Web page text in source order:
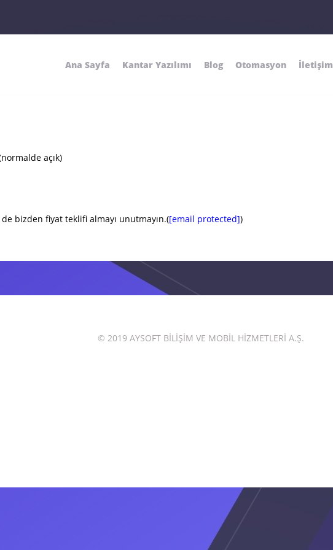
Ana Sayfa Kantar Yazılımı Blog Otomasyon İletişim
açık)
bizden fiyat teklifi almayı unutmayın.([email protected])
© 2019 AYSOFT BİLİŞİM VE MOBİL HİZMETLERİ A.Ş.